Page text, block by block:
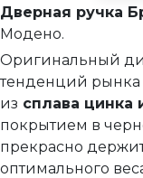
Цилиндры
Накладки
Фурнитура
Дверная ручка
Модено.
Оригинальный
тенденций рынка
из сплава цинка
покрытием в
прекрасно
оптимального